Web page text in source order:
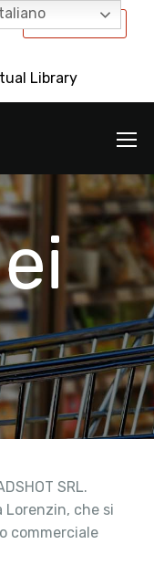
International
Library
SRL.
Lorenzin, che si
commerciale
Italiano